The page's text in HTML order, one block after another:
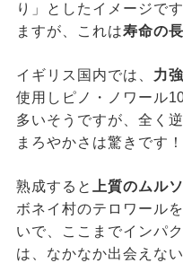
り」としたイメージで
ますが、これは寿命の
イギリス国内では、 力
使用しピノ・ノワール
多いそうですが、全く
まろやかさは驚きです！
熟成すると 上質のムル
ボネイ村のテロワール
いで、ここまでインパ
は、なかなか出会えない